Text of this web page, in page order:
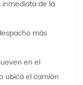
inmediata de la
más
en el
ubica el camión